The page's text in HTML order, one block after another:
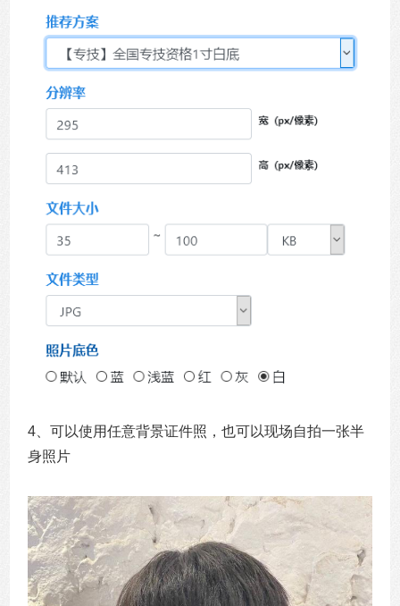
4、可以使用任意背景证件照，也可以现场自拍一张半
身照片